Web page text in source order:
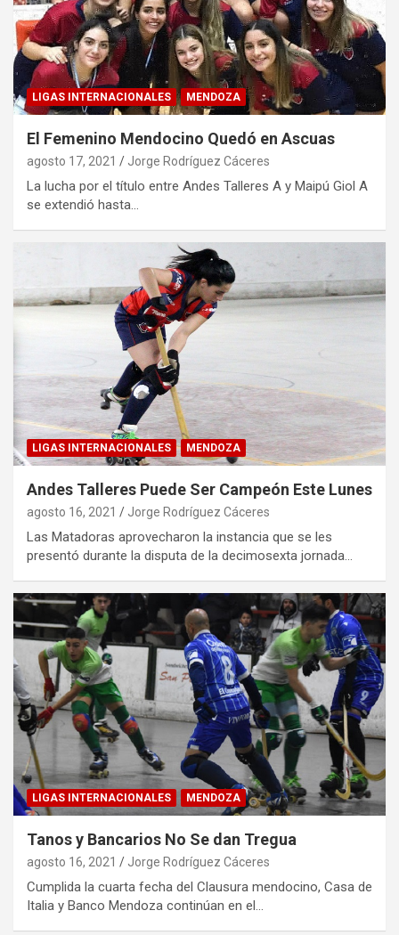
LIGAS INTERNACIONALES MENDOZA
El Femenino Mendocino Quedó en Ascuas
agosto 17, 2021 Jorge Rodríguez Cáceres
La lucha por el título entre Andes Talleres A y Maipú Giol A
se extendió hasta…
LIGAS INTERNACIONALES MENDOZA
Andes Talleres Puede Ser Campeón Este Lunes
agosto 16, 2021 Jorge Rodríguez Cáceres
Las Matadoras aprovecharon la instancia que se les
presentó durante la disputa de la decimosexta jornada…
LIGAS INTERNACIONALES MENDOZA
Tanos y Bancarios No Se dan Tregua
agosto 16, 2021 Jorge Rodríguez Cáceres
Cumplida la cuarta fecha del Clausura mendocino, Casa de
Italia y Banco Mendoza continúan en el…